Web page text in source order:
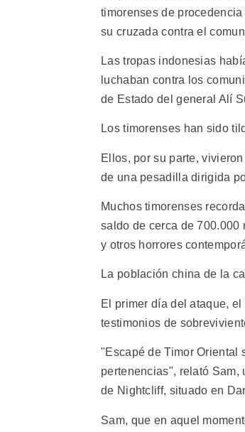
timorenses de
su cruzada contra el
Las tropas indonesias
luchaban contra los
de Estado del general Alí
Los timorenses han sido
Ellos, por su parte,
de una pesadilla dirigida
Muchos timorenses
saldo de cerca de
y otros horrores
La población china de la
El primer día del ataque,
testimonios de
"Escapé de Timor Oriental
pertenencias", relató
de Nightcliff, situado en
Sam, que en aquel